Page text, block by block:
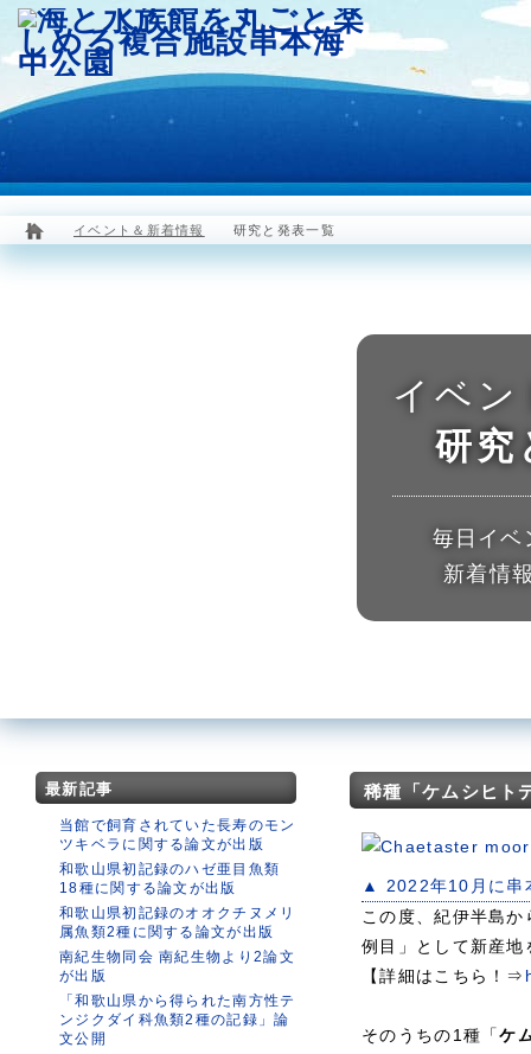
園内マップ 水族館 海中展望塔
イベント＆新着情報 研究と発表一覧
イベン
研究
毎日イベ
新着情
最新記事
当館で飼育されていた長寿のモン
ツキベラに関する論文が出版
和歌山県初記録のハゼ亜目魚類
18種に関する論文が出版
和歌山県初記録のオオクチヌメリ
属魚類2種に関する論文が出版
南紀生物同会 南紀生物より2論文
が出版
「和歌山県から得られた南方性テ
ンジクダイ科魚類2種の記録」論
文公開
稀種「ケムシヒト
▲ 2022年10月に串
この度、紀伊半島
例目」として新産
【詳細はこちら！⇒
そのうちの1種「ケ